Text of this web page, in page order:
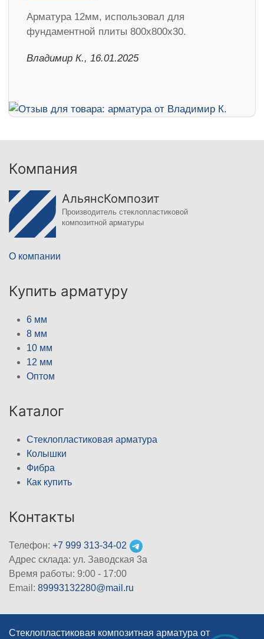
Арматура 12мм, использовал для
фундаментной плиты 800х800х30.
Владимир К., 16.01.2025
Компания
АльянсКомпозит
Производитель стеклопластиковой
композитной арматуры
О компании
Купить арматуру
6 мм
8 мм
10 мм
12 мм
Оптом
Каталог
Стеклопластиковая арматура
Колышки
Фибра
Как купить
Контакты
Телефон: +7 999 313-34-02
Адрес склада: ул. Заводская 3а
Время работы: 9:00 - 17:00
Email: 89993132280@mail.ru
Стеклопластиковая композитная арматура от